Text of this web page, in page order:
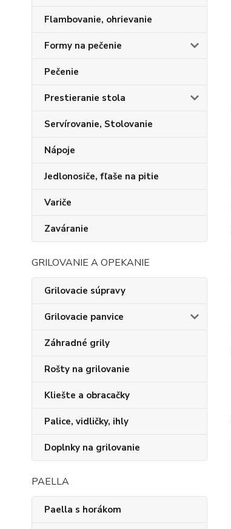
Flambovanie, ohrievanie
Formy na pečenie
Pečenie
Prestieranie stola
Servírovanie, Stolovanie
Nápoje
Jedlonosiče, fľaše na pitie
Variče
Zaváranie
GRILOVANIE A OPEKANIE
Grilovacie súpravy
Grilovacie panvice
Záhradné grily
Rošty na grilovanie
Kliešte a obracačky
Palice, vidličky, ihly
Doplnky na grilovanie
PAELLA
Paella s horákom